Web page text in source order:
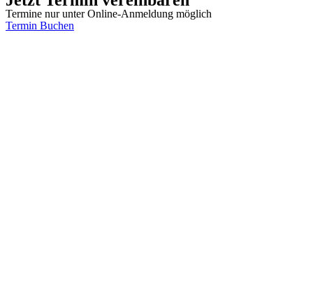
Termine nur unter Online-Anmeldung möglich
Termin Buchen